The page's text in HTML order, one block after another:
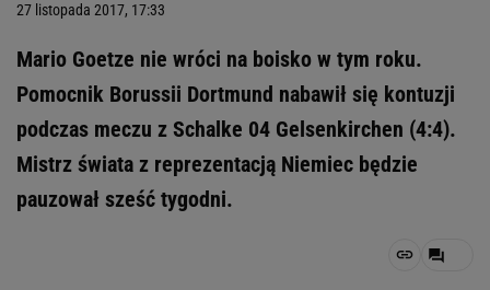
27 listopada 2017, 17:33
Mario Goetze nie wróci na boisko w tym roku.
Pomocnik Borussii Dortmund nabawił się kontuzji
podczas meczu z Schalke 04 Gelsenkirchen (4:4).
Mistrz świata z reprezentacją Niemiec będzie
pauzował sześć tygodni.